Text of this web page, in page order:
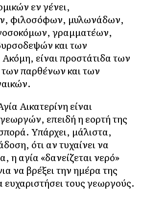
εν γένει,
φιλοσόφων, μυλωνάδων,
γραμματέων,
και των
είναι προστάτιδα των
παρθένων και των
Αικατερίνη είναι
επειδή η εορτή της
Υπάρχει, μάλιστα,
ότι αν τυχαίνει να
η αγία «δανείζεται νερό»
να βρέξει την ημέρα της
ευχαριστήσει τους γεωργούς.